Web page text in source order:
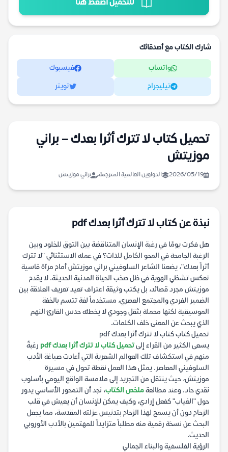
للتحميل اضغط هنا
شارك الكتاب مع أصدقائك
واتساب فيسبوك
تيليجرام تويتر
تحميل كتاب لا تترك أثرا بعدك – براني
موزيتش
2026/05/19 الدواوين العالمية المترجمة براني موزيتش
نبذة عن كتاب لا تترك أثرا بعدك pdf
هل فكرت يومًا في رغبة الإنسان المتناقضة بين التوق للخلود وبين
الرغبة الجامحة في المحو الكامل للذات؟ في عمله الاستثنائي "لا تترك
أثراً بعدك"، يضعنا الشاعر السلوفيني براني موزيتش أمام مرآة قاسية
تعكس تشظي الهوية في ظل صخب الحياة المدنية الحديثة. لا يقدم
موزيتش مجرد قصائد، بل يكتب وثيقة اعتراف تعيد تعريف العلاقة بين
الضمير الفردي والمجتمع العصري، مستخدماً لغة تتسم بالخفة
الموسيقية لكنها محملة بثقل وجودي لا يخطئه حدس القارئ النهم
الذي يبحث عن المعنى خلف الكلمات.
تحميل كتاب كتاب لا تترك أثرا بعدك pdf
يسعى الكثير من القراء إلىتحميل كتاب لا تترك أثرا بعدك pdf
رغبةً
منهم في استكشاف تلك العوالم الشعرية التي أعادت صياغة الأدب
السلوفيني المعاصر. يمثل هذا العمل نقطة تحول في مسيرة
موزيتش، حيث ينتقل من التجريد إلى ملامسة الواقع اليومي بأسلوب
نقدي حاد. وعند مطالعةملخص الكتاب، نجد أن التمحور الأساسي يدور
حول "الغياب" كفعل إرادي، وكيف يمكن للإنسان أن يعيش في قلب
الزحام دون أن يسمح لهذا الزحام بتدنيس عزلته المقدسة، مما يجعل
البحث عن نسخة رقمية منه مطلباً متزايداً للمهتمين بالأدب الأوروبي
الحديث.
الرؤية الفلسفية والبناء الجمالي